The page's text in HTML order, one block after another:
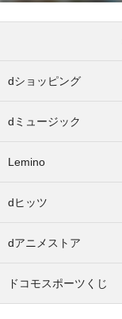
dショッピング
dミュージック
Lemino
dヒッツ
dアニメストア
ドコモスポーツくじ